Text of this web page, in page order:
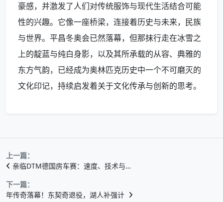
豪感，并激发了人们对传统服饰与现代生活结合可能
性的兴趣。它像一座桥梁，连接着历史与未来，民族
与世界。平昌冬奥会已然落幕，但那抹行走在冰雪之
上的靛蓝与纯白身影，以及其所承载的从容、典雅的
东方气韵，已经成为奥林匹克历史中一个不可磨灭的
文化印记，持续启发着关于文化传承与创新的思考。
上一篇：
亲临DTM德国房车赛：速度、技术与…
下一篇：
年传奇落幕！东契奇退役，湖人补强计